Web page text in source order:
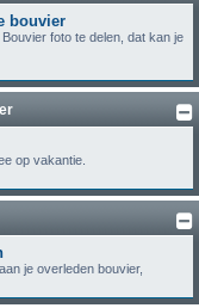
bouvier
foto te delen, dat kan je
op vakantie.
je overleden bouvier,